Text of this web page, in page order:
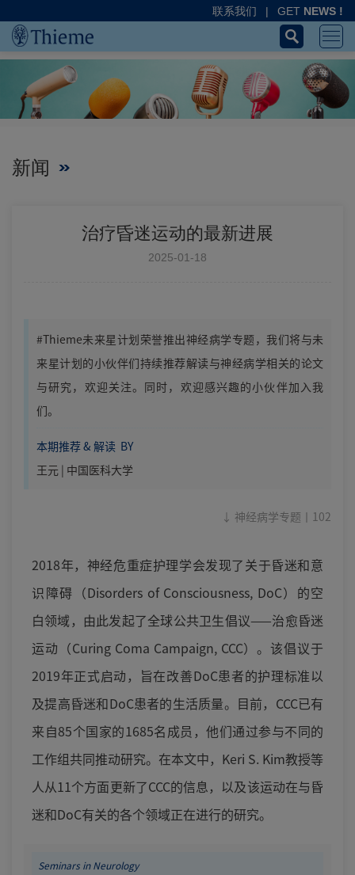
联系我们 | GET NEWS !
新闻
治疗昏迷运动的最新进展
2025-01-18
#Thieme未来星计划荣誉推出神经病学专题，我们将与未
来星计划的小伙伴们持续推荐解读与神经病学相关的论文
与研究，欢迎关注。同时，欢迎感兴趣的小伙伴加入我
们。
本期推荐 & 解读 BY
王元 | 中国医科大学
↓ 神经病学专题丨102
2018年，神经危重症护理学会发现了关于昏迷和意
识障碍（Disorders of Consciousness, DoC）的空
白领域，由此发起了全球公共卫生倡议——治愈昏迷
运动（Curing Coma Campaign, CCC）。该倡议于
2019年正式启动，旨在改善DoC患者的护理标准以
及提高昏迷和DoC患者的生活质量。目前，CCC已有
来自85个国家的1685名成员，他们通过参与不同的
工作组共同推动研究。在本文中，Keri S. Kim教授等
人从11个方面更新了CCC的信息，以及该运动在与昏
迷和DoC有关的各个领域正在进行的研究。
Seminars in Neurology